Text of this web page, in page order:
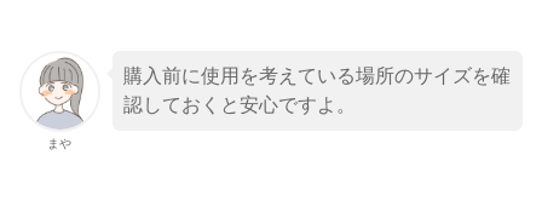
まや
購入前に使用を考えている場所のサイズを確
認しておくと安心ですよ。